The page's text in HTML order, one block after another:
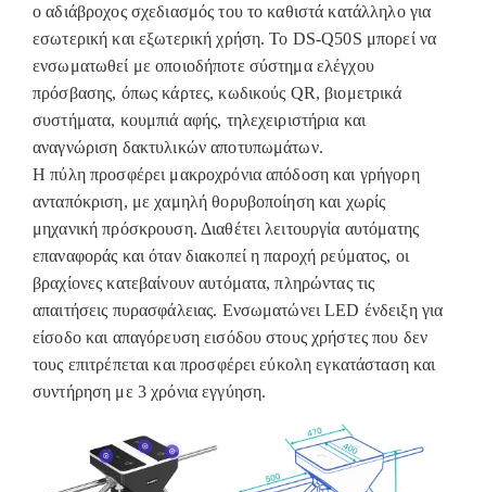
ο αδιάβροχος σχεδιασμός του το καθιστά κατάλληλο για
εσωτερική και εξωτερική χρήση. Το DS-Q50S μπορεί να
ενσωματωθεί με οποιοδήποτε σύστημα ελέγχου
πρόσβασης, όπως κάρτες, κωδικούς QR, βιομετρικά
συστήματα, κουμπιά αφής, τηλεχειριστήρια και
αναγνώριση δακτυλικών αποτυπωμάτων.
Η πύλη προσφέρει μακροχρόνια απόδοση και γρήγορη
ανταπόκριση, με χαμηλή θορυβοποίηση και χωρίς
μηχανική πρόσκρουση. Διαθέτει λειτουργία αυτόματης
επαναφοράς και όταν διακοπεί η παροχή ρεύματος, οι
βραχίονες κατεβαίνουν αυτόματα, πληρώντας τις
απαιτήσεις πυρασφάλειας. Ενσωματώνει LED ένδειξη για
είσοδο και απαγόρευση εισόδου στους χρήστες που δεν
τους επιτρέπεται και προσφέρει εύκολη εγκατάσταση και
συντήρηση με 3 χρόνια εγγύηση.